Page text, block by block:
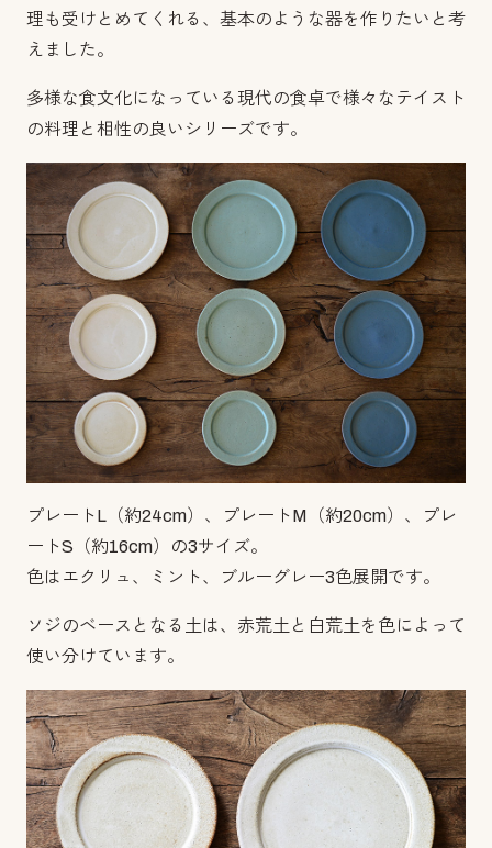
理も受けとめてくれる、基本のような器を作りたいと考
えました。
多様な食文化になっている現代の食卓で様々なテイスト
の料理と相性の良いシリーズです。
プレートL（約24cm）、プレートM（約20cm）、プレ
ートS（約16cm）の3サイズ。
色はエクリュ、ミント、ブルーグレー3色展開です。
ソジのベースとなる土は、赤荒土と白荒土を色によって
使い分けています。